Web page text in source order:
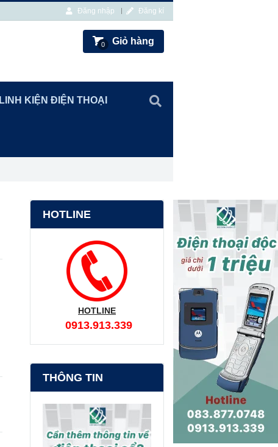
HOTLINE
HOTLINE
0913.913.339
THÔNG TIN
Đăng nhập Đăng kí
0 Giỏ hàng
LINH KIỆN ĐIỆN THOẠI